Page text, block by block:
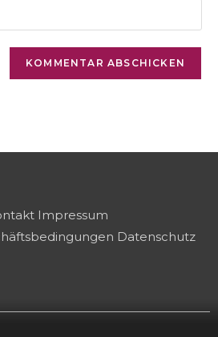
Impressum
Datenschutz